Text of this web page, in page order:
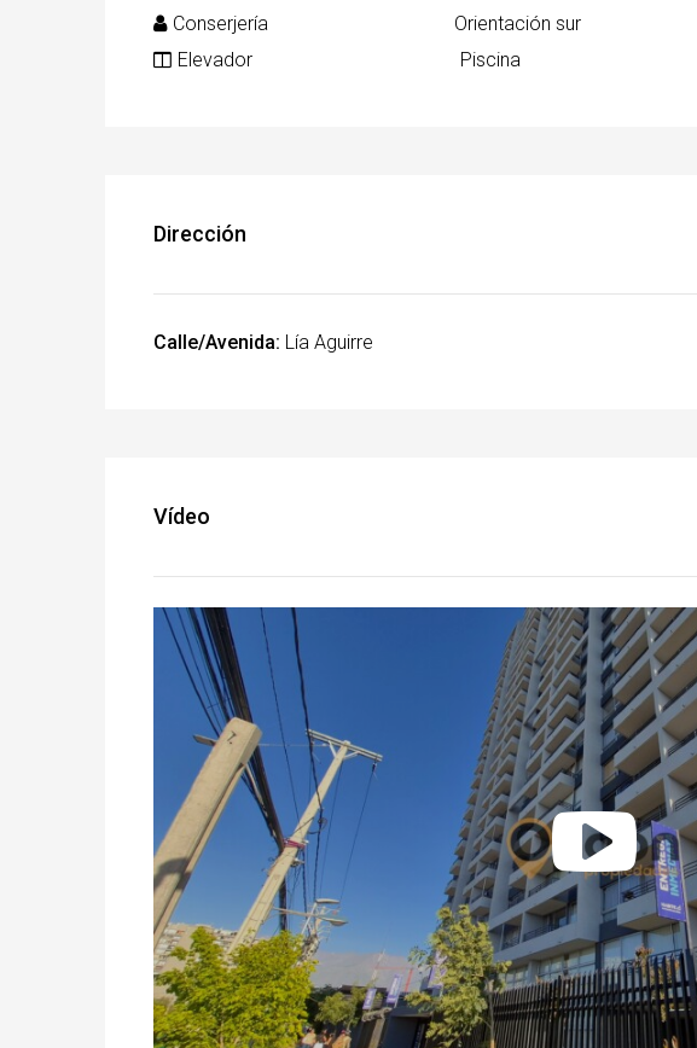
Conserjería
Elevador
Orientación sur
Piscina
Dirección
Calle/Avenida: Lía Aguirre
Vídeo